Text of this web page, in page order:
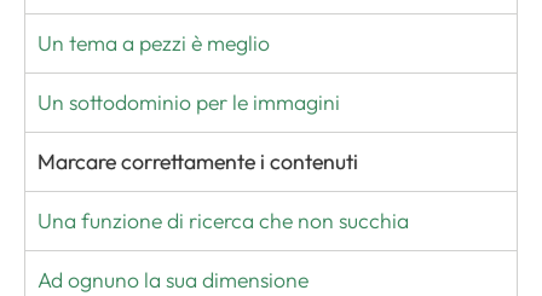
Un tema a pezzi è meglio
Un sottodominio per le immagini
Marcare correttamente i contenuti
Una funzione di ricerca che non succhia
Ad ognuno la sua dimensione